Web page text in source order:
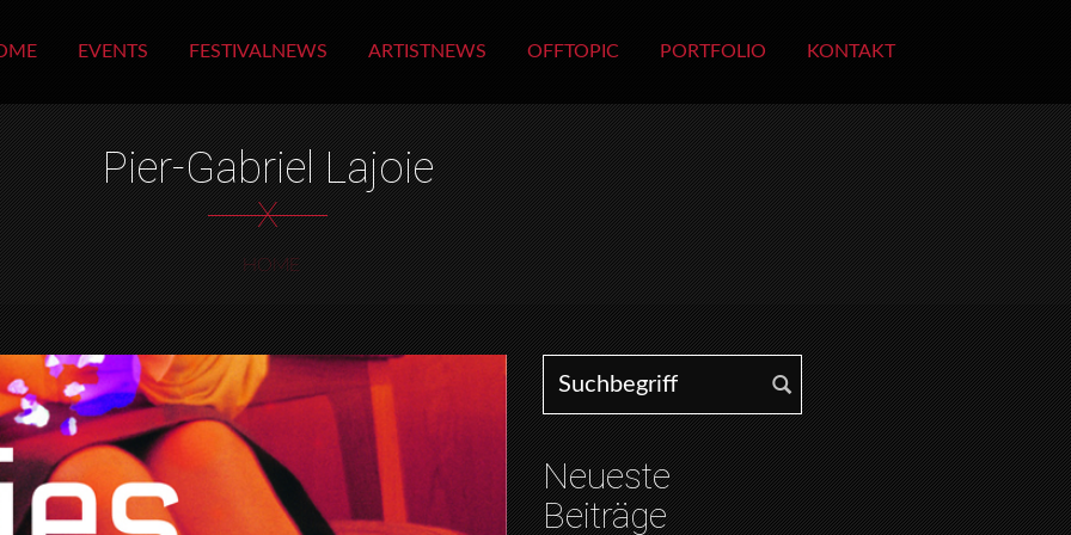
EVENTS FESTIVALNEWS ARTISTNEWS OFFTOPIC PORTFOLIO KONTAKT
Pier-Gabriel Lajoie
X
HOME
Search for:
Neueste
Beiträge